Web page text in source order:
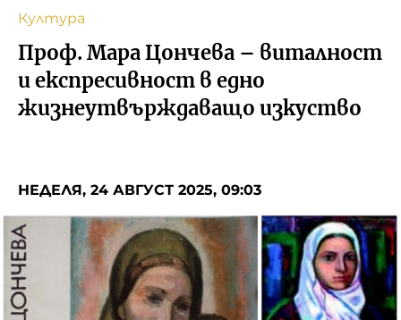
Музика
Спорт
За Нас
БНР
БНР Новини
Детското.БНР
Култура
Проф. Мара Цончева – виталност
и експресивност в едно
жизнеутвърждаващо изкуство
НЕДЕЛЯ, 24 АВГУСТ 2025, 09:03